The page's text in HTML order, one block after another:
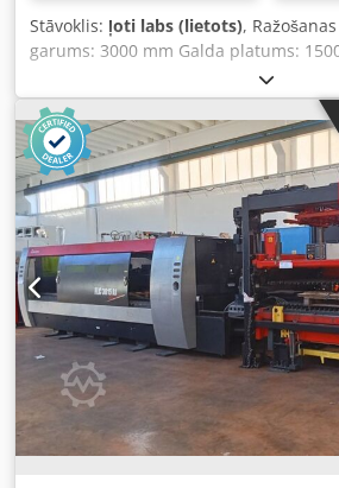
Stāvoklis: ļoti labs (lietots),
garums: 3000 mm Galda platums:
skaits: 1 Vadības sistēma: FANUC
jaudas patēriņš: 3,5 kW Aparāta
Nepieciešamā aizņemtā platība: apm.
mm Modelis: Amada LCG3015 3,5kW
AF3500i-C Paliktņu mainītājs: LST
X, Y, Z asis (trīs ass sinhroni
diapazons: 3070 x 1550 x 100 mm (Z-
apstrādes materiāla biezums: - 20
tērauds - 10 mm nerūsējošais
(A5052) Maksimālie apstrādes izmēri:
Maksimālais vienlaicīgais padeves
Pozicionēšanas precizitāte: +/- 0,01
Andskr Maksimālā materiāla masa:
3500 W Apstrādes virsmas augstums:
platums: 2840 mm Iekārtas augstums:
svars: 8 200 kg